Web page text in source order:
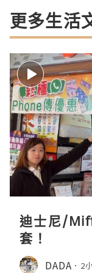
更多生活
迪士尼/
套！
DADA 2